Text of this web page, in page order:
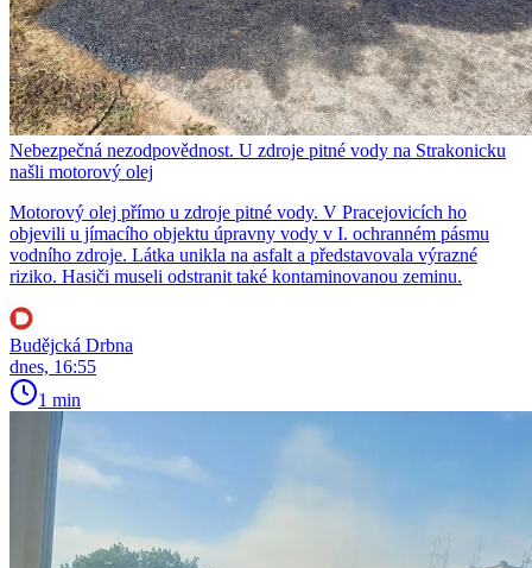
Nebezpečná nezodpovědnost. U zdroje pitné vody na Strakonicku
našli motorový olej
Motorový olej přímo u zdroje pitné vody. V Pracejovicích ho
objevili u jímacího objektu úpravny vody v I. ochranném pásmu
vodního zdroje. Látka unikla na asfalt a představovala výrazné
riziko. Hasiči museli odstranit také kontaminovanou zeminu.
Budějcká Drbna
dnes, 16:55
1 min